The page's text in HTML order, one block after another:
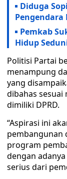
Diduga
Pemkab
Hidup
Politisi Partai
menampung
yang
dibahas sesuai
dimiliki DPRD.
“Aspirasi ini
pembangunan
program
dengan
serius dari